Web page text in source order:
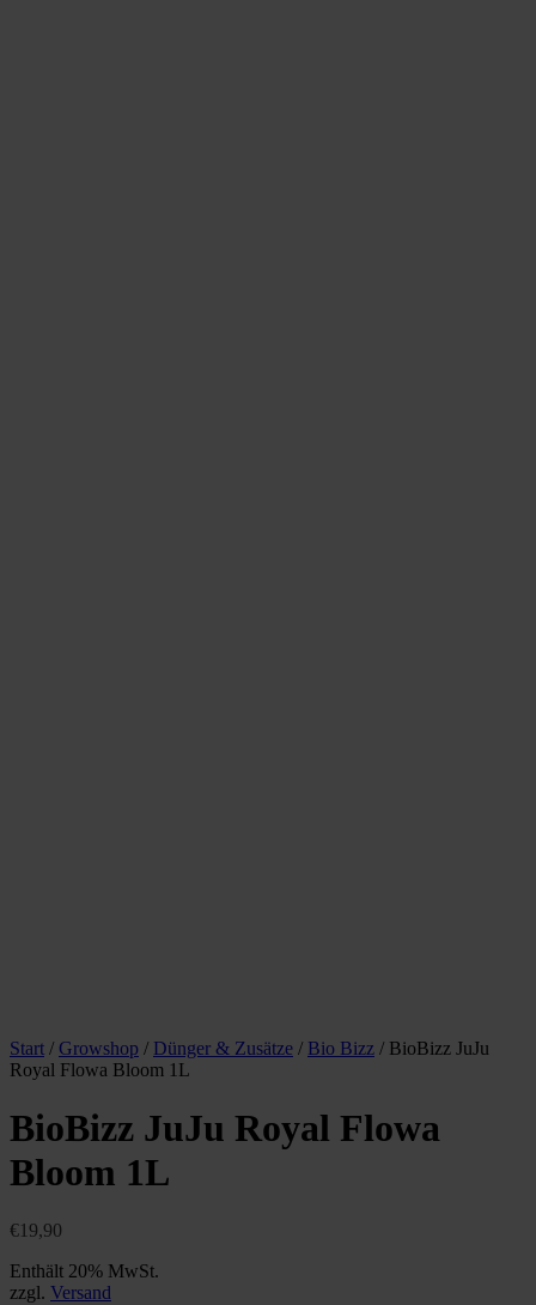
Start / Growshop / Dünger & Zusätze / Bio Bizz / BioBizz JuJu
Royal Flowa Bloom 1L
BioBizz JuJu Royal Flowa
Bloom 1L
€19,90
Enthält 20% MwSt.
zzgl. Versand